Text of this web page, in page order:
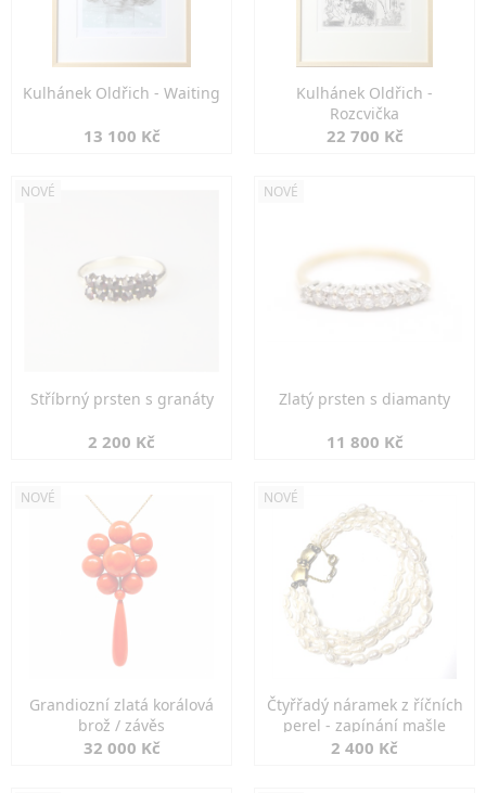
Kulhánek Oldřich - Waiting
13 100 Kč
Kulhánek Oldřich -
Rozcvička
22 700 Kč
NOVÉ
Stříbrný prsten s granáty
2 200 Kč
NOVÉ
Zlatý prsten s diamanty
11 800 Kč
NOVÉ
Grandiozní zlatá korálová
brož / závěs
32 000 Kč
NOVÉ
Čtyřřadý náramek z říčních
perel - zapínání mašle
2 400 Kč